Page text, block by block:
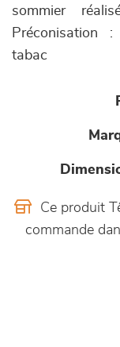
sommier
Préconisation
tabac
Ce produit
commande